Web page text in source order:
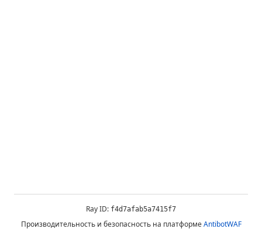
Ray ID: f4d7afab5a7415f7
Производительность и безопасность на платформеAntibotWAF